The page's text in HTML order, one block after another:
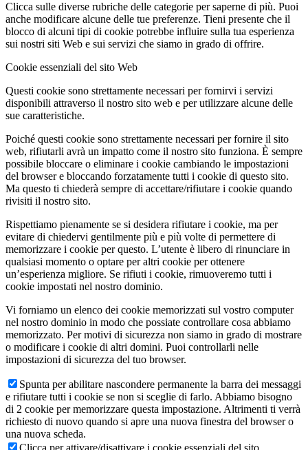
Clicca sulle diverse rubriche delle categorie per saperne di più. Puoi
anche modificare alcune delle tue preferenze. Tieni presente che il
blocco di alcuni tipi di cookie potrebbe influire sulla tua esperienza
sui nostri siti Web e sui servizi che siamo in grado di offrire.
Cookie essenziali del sito Web
Questi cookie sono strettamente necessari per fornirvi i servizi
disponibili attraverso il nostro sito web e per utilizzare alcune delle
sue caratteristiche.
Poiché questi cookie sono strettamente necessari per fornire il sito
web, rifiutarli avrà un impatto come il nostro sito funziona. È sempre
possibile bloccare o eliminare i cookie cambiando le impostazioni
del browser e bloccando forzatamente tutti i cookie di questo sito.
Ma questo ti chiederà sempre di accettare/rifiutare i cookie quando
rivisiti il nostro sito.
Rispettiamo pienamente se si desidera rifiutare i cookie, ma per
evitare di chiedervi gentilmente più e più volte di permettere di
memorizzare i cookie per questo. L’utente è libero di rinunciare in
qualsiasi momento o optare per altri cookie per ottenere
un’esperienza migliore. Se rifiuti i cookie, rimuoveremo tutti i
cookie impostati nel nostro dominio.
Vi forniamo un elenco dei cookie memorizzati sul vostro computer
nel nostro dominio in modo che possiate controllare cosa abbiamo
memorizzato. Per motivi di sicurezza non siamo in grado di mostrare
o modificare i cookie di altri domini. Puoi controllarli nelle
impostazioni di sicurezza del tuo browser.
Spunta per abilitare nascondere permanente la barra dei messaggi
e rifiutare tutti i cookie se non si sceglie di farlo. Abbiamo bisogno
di 2 cookie per memorizzare questa impostazione. Altrimenti ti verrà
richiesto di nuovo quando si apre una nuova finestra del browser o
una nuova scheda.